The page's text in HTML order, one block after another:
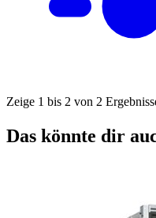
Zeige 1 bis 2 von 2
Das könnte dir